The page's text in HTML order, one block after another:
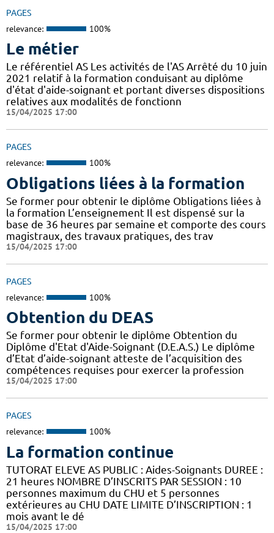
PAGES
relevance: 100%
Le métier
Le référentiel AS Les activités de l'AS Arrêté du 10 juin
2021 relatif à la formation conduisant au diplôme
d'état d'aide-soignant et portant diverses dispositions
relatives aux modalités de fonctionn
15/04/2025 17:00
PAGES
relevance: 100%
Obligations liées à la formation
Se former pour obtenir le diplôme Obligations liées à
la formation L’enseignement Il est dispensé sur la
base de 36 heures par semaine et comporte des cours
magistraux, des travaux pratiques, des trav
15/04/2025 17:00
PAGES
relevance: 100%
Obtention du DEAS
Se former pour obtenir le diplôme Obtention du
Diplôme d'Etat d'Aide-Soignant (D.E.A.S.) Le diplôme
d’Etat d’aide-soignant atteste de l’acquisition des
compétences requises pour exercer la profession
15/04/2025 17:00
PAGES
relevance: 100%
La formation continue
TUTORAT ELEVE AS PUBLIC : Aides-Soignants DUREE :
21 heures NOMBRE D’INSCRITS PAR SESSION : 10
personnes maximum du CHU et 5 personnes
extérieures au CHU DATE LIMITE D’INSCRIPTION : 1
mois avant le dé
15/04/2025 17:00